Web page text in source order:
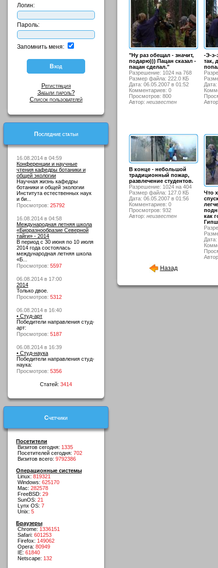
Логин:
Пароль:
Запомнить меня:
Регистрация
Забыли пароль?
Список пользователей
Последние статьи
16.08.2014 в 04:59
Конференции и научные
чтения кафедры ботаники и
общей экологии
Научная жизнь кафедры
ботаники и общей экологии
Института естественных наук
и би...
Просмотров: 25792
16.08.2014 в 04:58
Международная летняя школа
«Биоразнообразие Северной
тайги» - 2014
В период с 30 июня по 10 июля
2014 года состоялась
международная летняя школа
«Б...
Просмотров: 5597
06.08.2014 в 17:00
2014
Только двое.
Просмотров: 5312
06.08.2014 в 16:40
• Студ-арт
Победители направления студ-
арт:
Просмотров: 5187
06.08.2014 в 16:39
• Студ-наука
Победители направления студ-
наука:
Просмотров: 5356
Статей: 3414
Счетчики
Посетители
Визитов сегодня: 1335
Посетителей сегодня: 702
Визитов всего: 9792386
Операционные системы
Linux: 819321
Windows: 625170
Mac: 282578
FreeBSD: 29
SunOS: 21
Lynx OS: 7
Unix: 5
Браузеры
Chrome: 1336151
Safari: 601253
Firefox: 149062
Opera: 80949
IE: 61840
Netscape: 132
"Ну раз обещал - значит,
подарю))) Пацан сказал -
пацан сделал."
Разрешение: 1024 на 768
Размер файла: 222.0 КБ
Дата: 06.05.2007 в 01:52
Комментариев: 0
Просмотров: 800
Автор: неизвестен
-Э-э-
так,
В конце - небольшой
традиционный пожар,
развлечение студентов.
Разрешение: 1024 на 404
Размер файла: 127.0 КБ
Дата: 06.05.2007 в 01:56
Комментариев: 0
Просмотров: 932
Автор: неизвестен
Что
как
Назад